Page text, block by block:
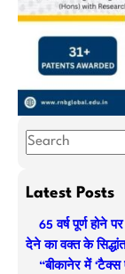
S
aLatest Posts
65 वर्ष पूर्ण होने
देने का वक्त के
“बीकानेर में